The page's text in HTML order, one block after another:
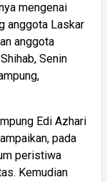
mengenai
anggota Laskar
anggota
Senin
Edi Azhari
pada
peristiwa
Kemudian